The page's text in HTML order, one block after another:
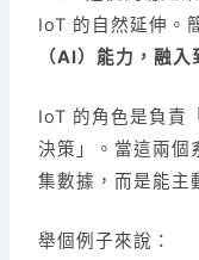
IoT 的自然延伸。
（AI）能力，融
IoT 的角色是負責
決策」。當這兩個
集數據，而是能主
舉個例子來說：